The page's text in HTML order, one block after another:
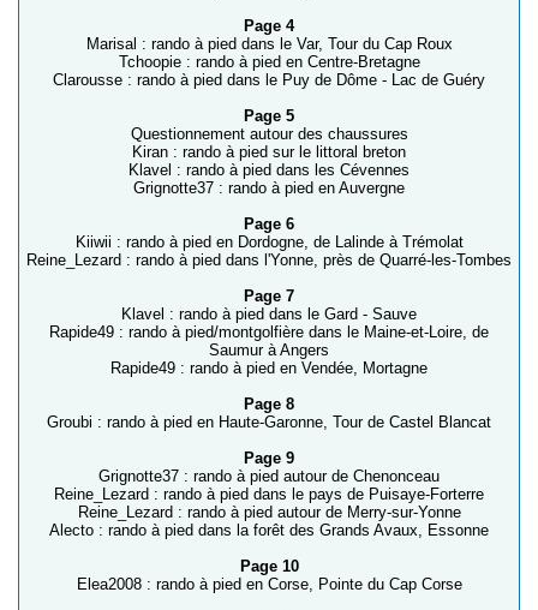
Page 4
Marisal : rando à pied dans le Var, Tour du Cap Roux
Tchoopie : rando à pied en Centre-Bretagne
Clarousse : rando à pied dans le Puy de Dôme - Lac de Guéry
Page 5
Questionnement autour des chaussures
Kiran : rando à pied sur le littoral breton
Klavel : rando à pied dans les Cévennes
Grignotte37 : rando à pied en Auvergne
Page 6
Kiiwii : rando à pied en Dordogne, de Lalinde à Trémolat
Reine_Lezard : rando à pied dans l'Yonne, près de Quarré-les-Tombes
Page 7
Klavel : rando à pied dans le Gard - Sauve
Rapide49 : rando à pied/montgolfière dans le Maine-et-Loire, de
Saumur à Angers
Rapide49 : rando à pied en Vendée, Mortagne
Page 8
Groubi : rando à pied en Haute-Garonne, Tour de Castel Blancat
Page 9
Grignotte37 : rando à pied autour de Chenonceau
Reine_Lezard : rando à pied dans le pays de Puisaye-Forterre
Reine_Lezard : rando à pied autour de Merry-sur-Yonne
Alecto : rando à pied dans la forêt des Grands Avaux, Essonne
Page 10
Elea2008 : rando à pied en Corse, Pointe du Cap Corse